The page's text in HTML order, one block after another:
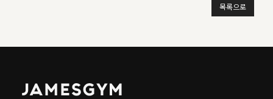
목록으로